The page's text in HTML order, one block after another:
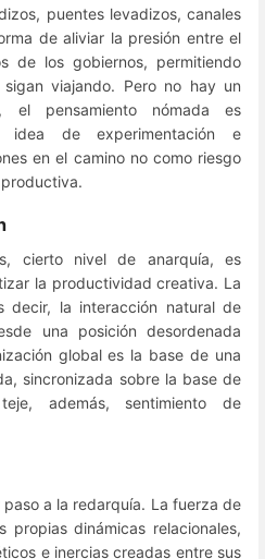
puentes levadizos, canales
de aliviar la presión entre el
de los gobiernos, permitiendo
viajando. Pero no hay un
el pensamiento nómada es
idea de experimentación e
en el camino no como riesgo
cierto nivel de anarquía, es
la productividad creativa. La
decir, la interacción natural de
una posición desordenada
global es la base de una
sincronizada sobre la base de
además, sentimiento de
a la redarquía. La fuerza de
propias dinámicas relacionales,
e inercias creadas entre sus